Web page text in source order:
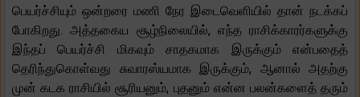
பெயர்ச்சியும் ஒன்றரை மணி நேர இடைவெளியில் தான் நடக்கப்
போகிறது. அத்தகைய சூழ்நிலையில், எந்த ராசிக்காரர்களுக்கு
இந்தப் பெயர்ச்சி மிகவும் சாதகமாக இருக்கும் என்பதைத்
தெரிந்துகொள்வது சுவாரஸ்யமாக இருக்கும், ஆனால் அதற்கு
முன் கடக ராசியில் சூரியனும், புதனும் என்ன பலன்களைத் தரும்